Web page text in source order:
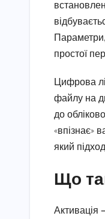
простої
Цифрова
файлу на
до
«впізнає»
який
Що
Активація